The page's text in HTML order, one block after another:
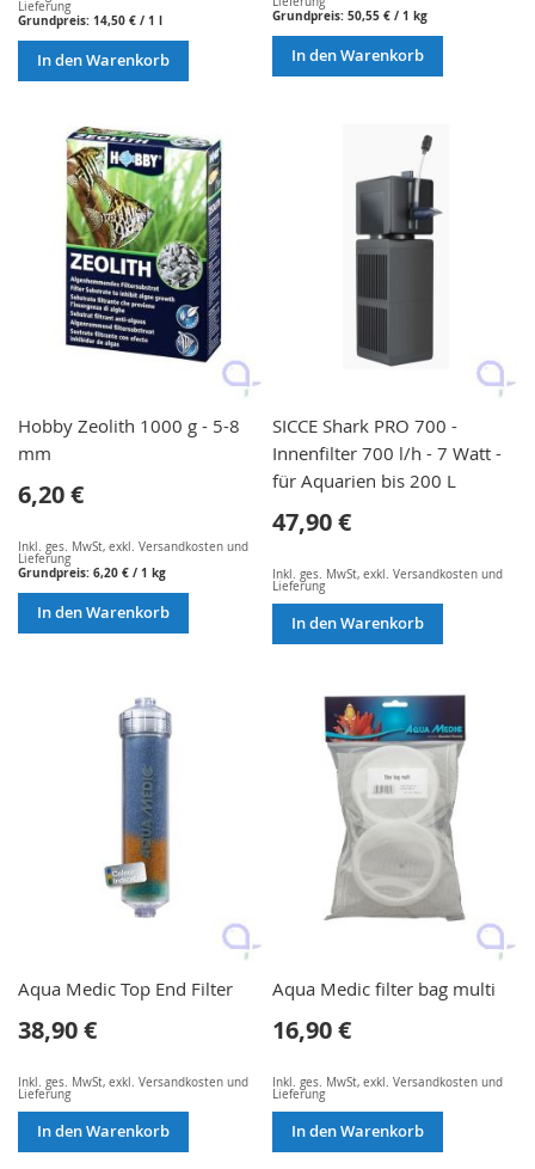
Lieferung
Grundpreis: 14,50 € / 1 l
In den Warenkorb
Grundpreis:50,55 € / 1 kg
In den Warenkorb
Hobby Zeolith 1000 g - 5-8
mm
6,20 €
Inkl. ges. MwSt, exkl. Versandkosten und
Lieferung
Grundpreis: 6,20 € / 1 kg
In den Warenkorb
SICCE Shark PRO 700 -
Innenfilter 700 l/h - 7 Watt -
für Aquarien bis 200 L
47,90 €
Inkl. ges. MwSt,exkl.Versandkosten und
Lieferung
In den Warenkorb
Aqua Medic Top End Filter
38,90 €
Inkl. ges. MwSt, exkl. Versandkosten und
Lieferung
In den Warenkorb
Aqua Medic filter bag multi
16,90 €
Inkl. ges. MwSt,exkl.Versandkosten und
Lieferung
In den Warenkorb